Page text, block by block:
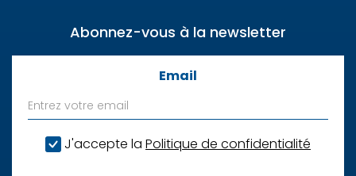
Abonnez-vous à la newsletter
Email
J'accepte la Politique de confidentialité